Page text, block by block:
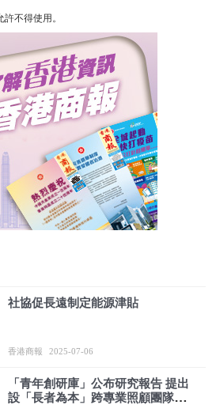
不得使用。
社協促長遠制定能源津貼
香港商報 2025-07-06
「青年創研庫」公布研究報告 提出
設「長者為本」跨專業照顧團隊等